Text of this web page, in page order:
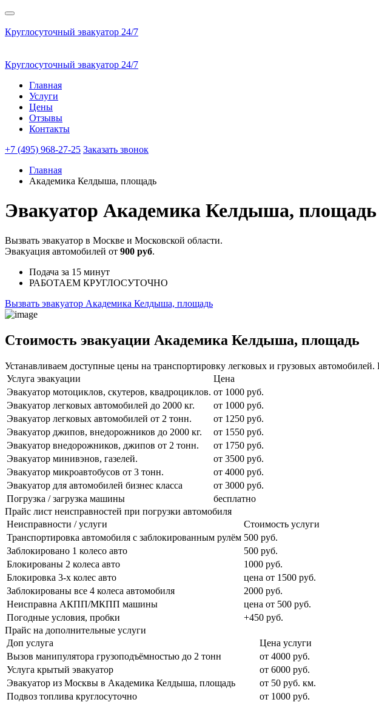
Круглосуточный эвакуатор 24/7
Круглосуточный эвакуатор 24/7
Главная
Услуги
Цены
Отзывы
Контакты
+7 (495) 968-27-25 Заказать звонок
Главная
Академика Келдыша, площадь
Эвакуатор Академика Келдыша, площадь
Вызвать эвакуатор в Москве и Московской области.
Эвакуация автомобилей от 900 руб.
Подача за 15 минут
РАБОТАЕМ КРУГЛОСУТОЧНО
Вызвать эвакуатор Академика Келдыша, площадь
Стоимость эвакуации Академика Келдыша, площадь
Устанавливаем доступные цены на транспортировку легковых и грузовых
Услуга эвакуации
Цена
Эвакуатор мотоциклов, скутеров, квадроциклов. от 1000 руб.
Эвакуатор легковых автомобилей до 2000 кг.
от 1000 руб.
Эвакуатор легковых автомобилей от 2 тонн.
от 1250 руб.
Эвакуатор джипов, внедорожников до 2000 кг.
от 1550 руб.
Эвакуатор внедорожников, джипов от 2 тонн.
от 1750 руб.
Эвакуатор минивэнов, газелей.
от 3500 руб.
Эвакуатор микроавтобусов от 3 тонн.
от 4000 руб.
Эвакуатор для автомобилей бизнес класса
от 3000 руб.
Погрузка / загрузка машины
бесплатно
Прайс лист неисправностей при погрузки автомобиля
Неисправности / услуги
Стоимость услуги
Транспортировка автомобиля с заблокированным рулём 500 руб.
Заблокировано 1 колесо авто
500 руб.
Блокированы 2 колеса авто
1000 руб.
Блокировка 3-х колес авто
цена от 1500 руб.
Заблокированы все 4 колеса автомобиля
2000 руб.
Неисправна АКПП/МКПП машины
цена от 500 руб.
Погодные условия, пробки
+450 руб.
Прайс на дополнительные услуги
Доп услуга
Цена услуги
Вызов манипулятора грузоподъёмностью до 2 тонн
от 4000 руб.
Услуга крытый эвакуатор
от 6000 руб.
Эвакуатор из Москвы в Академика Келдыша, площадь
от 50 руб. км.
Подвоз топлива круглосуточно
от 1000 руб.